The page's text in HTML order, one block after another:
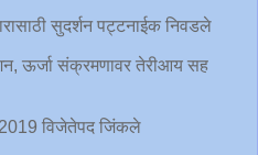
सुदर्शन पट्टनाईक निवडले
ऊर्जा संक्रमणावर तेरीआय सह
2019 विजेतेपद जिंकले